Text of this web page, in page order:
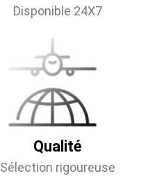
Disponible 24X7
Qualité
Sélection rigoureuse